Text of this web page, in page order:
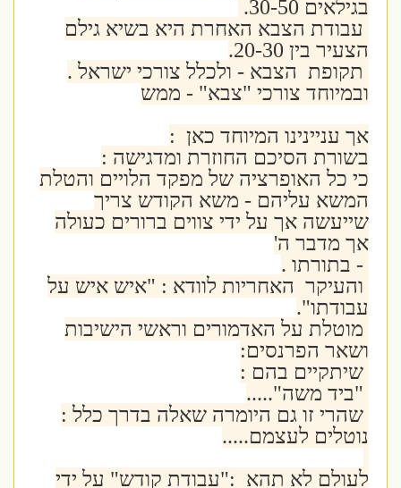
בגילאים 30-50.
עבודת הצבא האחרת היא בשיא גילם
הצעיר בין 20-30.
תקופת הצבא - ולכלל צורכי ישראל .
ובמיוחד צורכי "צבא" - ממש
אך עניינינו המיוחד כאן :
בשורת הסיכם החוזרת ומדגישה :
כי כל האופרציה של מפקד הלויים והטלת
המשא עליהם - משא הקודש צריך
שייעשה אך על ידי צווים ברורים כעולה
אך מדבר ה'
- בתורתו .
והעיקר האחריות לוודא : "איש איש על
עבודתו".
מוטלת על האדמורים וראשי הישיבות
ושאר הפרנסים:
שיתקיים בהם :
"ביד משה".....
שהרי זו גם היומרה שאלה בדרך כלל :
נוטלים לעצמם.....
לעולם לא תהא :"עבודת קודש" על ידי